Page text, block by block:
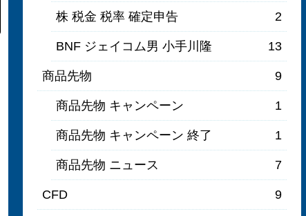
株 税金 税率 確定申告 2
BNF ジェイコム男 小手川隆 13
商品先物 9
商品先物 キャンペーン 1
商品先物 キャンペーン 終了 1
商品先物 ニュース 7
CFD 9